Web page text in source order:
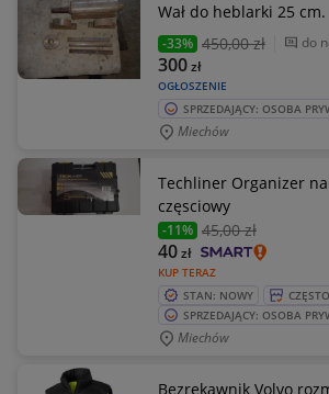
Wał do heblarki 25 cm.
-33% 450,00 zł do
OGŁOSZENIE
300zł
SPRZEDAJĄCY: OSOBA
Miechów
Techliner Organizer
częsciowy
-11% 45,00 zł
KUP TERAZ
40zł
STAN: NOWY
SPRZEDAJĄCY: OSOBA
Miechów
Bezrękawnik Volvo